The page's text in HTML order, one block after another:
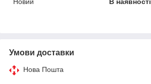
Умови доставки
Нова Пошта